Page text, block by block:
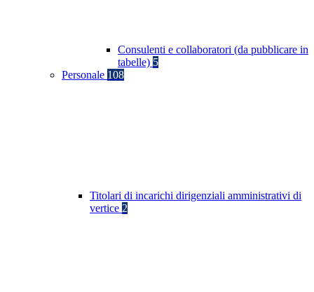
Consulenti e collaboratori (da pubblicare in
tabelle) 5
Personale 108
Titolari di incarichi dirigenziali amministrativi di
vertice 2